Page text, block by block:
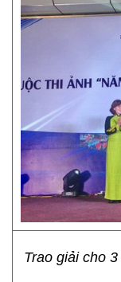
Trao giải cho